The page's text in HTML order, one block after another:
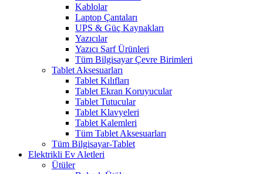
Kablolar
Laptop Çantaları
UPS & Güç Kaynakları
Yazıcılar
Yazıcı Sarf Ürünleri
Tüm Bilgisayar Çevre Birimleri
Tablet Aksesuarları
Tablet Kılıfları
Tablet Ekran Koruyucular
Tablet Tutucular
Tablet Klavyeleri
Tablet Kalemleri
Tüm Tablet Aksesuarları
Tüm Bilgisayar-Tablet
Elektrikli Ev Aletleri
Ütüler